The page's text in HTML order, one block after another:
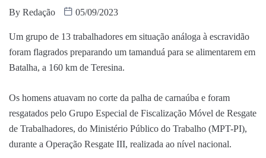
By Redação 05/09/2023
Um grupo de 13 trabalhadores em situação análoga à escravidão
foram flagrados preparando um tamanduá para se alimentarem em
Batalha, a 160 km de Teresina.
Os homens atuavam no corte da palha de carnaúba e foram
resgatados pelo Grupo Especial de Fiscalização Móvel de Resgate
de Trabalhadores, do Ministério Público do Trabalho (MPT-PI),
durante a Operação Resgate III, realizada ao nível nacional.